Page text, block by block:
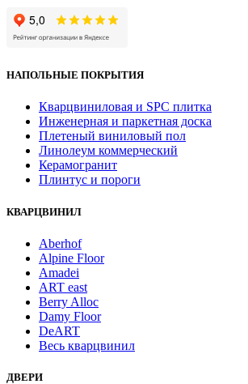
НАПОЛЬНЫЕ ПОКРЫТИЯ
Кварцвиниловая и SPC плитка
Инженерная и паркетная доска
Плетеный виниловый пол
Линолеум коммерческий
Керамогранит
Плинтус и пороги
КВАРЦВИНИЛ
Aberhof
Alpine Floor
Amadei
ART east
Berry Alloc
Damy Floor
DeART
Весь кварцвинил
ДВЕРИ